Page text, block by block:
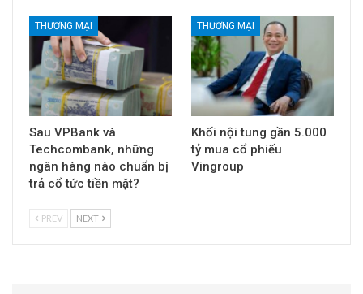
THƯƠNG MẠI
Sau VPBank và
Techcombank, những
ngân hàng nào chuẩn bị
trả cổ tức tiền mặt?
THƯƠNG MẠI
Khối nội tung gần 5.000
tỷ mua cổ phiếu
Vingroup
PREV NEXT